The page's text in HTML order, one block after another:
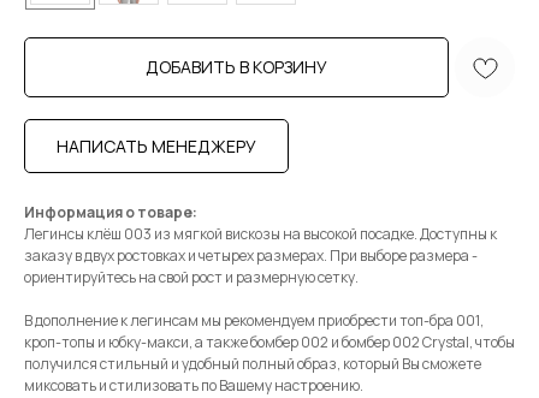
ДОБАВИТЬ В КОРЗИНУ
НАПИСАТЬ МЕНЕДЖЕРУ
Информация о товаре:
Легинсы клёш 003 из мягкой вискозы на высокой посадке. Доступны к
заказу в двух ростовках и четырех размерах. При выборе размера -
ориентируйтесь на свой рост и размерную сетку.
В дополнение к легинсам мы рекомендуем приобрести топ-бра 001,
кроп-топы и юбку-макси, а также бомбер 002 и бомбер 002 Crystal, чтобы
получился стильный и удобный полный образ, который Вы сможете
миксовать и стилизовать по Вашему настроению.